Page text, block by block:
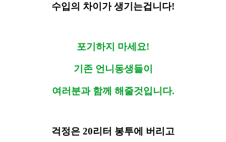
수입의 차이가 생기는겁니다!
포기하지 마세요!
기존 언니동생들이
여러분과 함께 해줄것입니다.
걱정은 20리터 봉투에 버리고